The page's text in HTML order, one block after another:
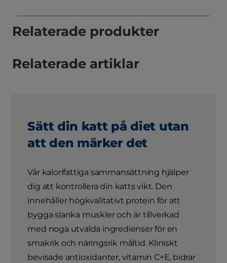
Relaterade produkter
Relaterade artiklar
Sätt din katt på diet utan
att den märker det
Vår kalorifattiga sammansättning hjälper
dig att kontrollera din katts vikt. Den
innehåller högkvalitativt protein för att
bygga slanka muskler och är tillverkad
med noga utvalda ingredienser för en
smakrik och näringsrik måltid. Kliniskt
bevisade antioxidanter, vitamin C+E, bidrar